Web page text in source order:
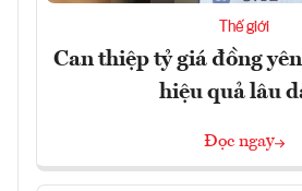
Thế giới
Can thiệp tỷ giá đồng
hiệu quả lâu
Đọc ngay